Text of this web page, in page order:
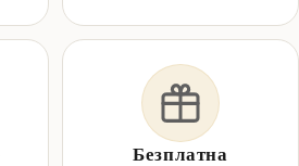
Безплатна